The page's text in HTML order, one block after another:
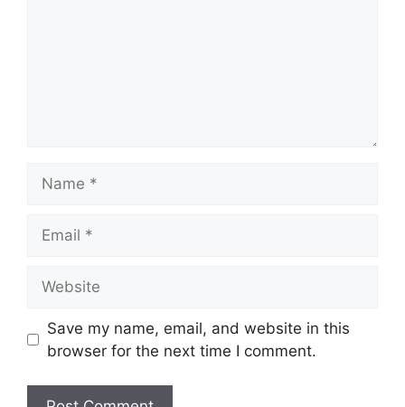
Save my name, email, and website in this
browser for the next time I comment.